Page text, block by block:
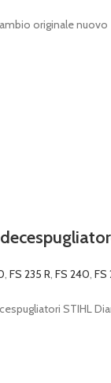
originale nuovo
, FS 235 R, FS 240, FS
STIHL